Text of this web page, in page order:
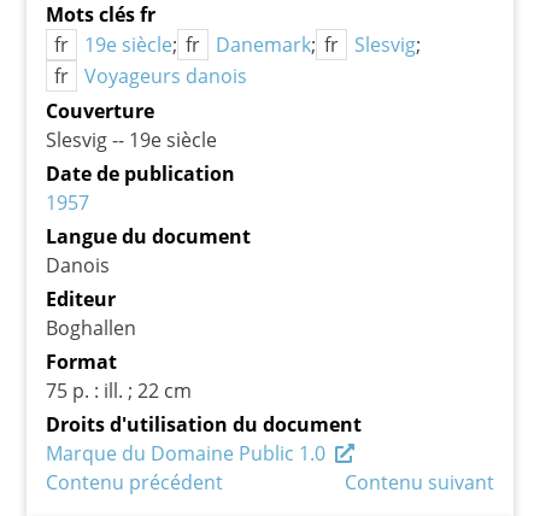
Mots clés fr
fr
19e siècle fr Danemark fr
Slesvig
fr
Voyageurs danois
Couverture
Slesvig -- 19e siècle
Date de publication
1957
Langue du document
Danois
Editeur
Boghallen
Format
75 p. : ill. ; 22 cm
Droits d'utilisation du document
Marque du Domaine Public 1.0
Contenu précédent
Contenu suivant